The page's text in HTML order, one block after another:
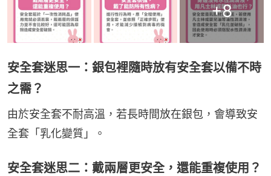
+8
安全套迷思一：銀包裡隨時放有安全套以備不時
之需？
由於安全套不耐高溫，若長時間放在銀包，會導致安
全套「乳化變質」。
安全套迷思二：戴兩層更安全，還能重複使用？